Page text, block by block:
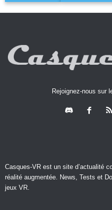
Rejoignez-nous sur
Casques-VR est un site d’actualité
réalité augmentée. News, Tests et
jeux VR.